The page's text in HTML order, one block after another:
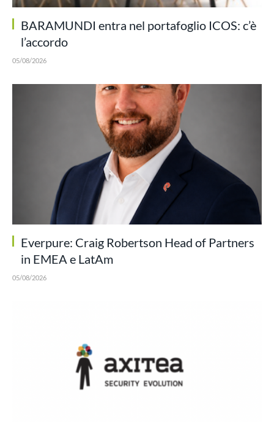
BARAMUNDI entra nel portafoglio ICOS: c’è
l’accordo
05/08/2026
Everpure: Craig Robertson Head of Partners
in EMEA e LatAm
05/08/2026